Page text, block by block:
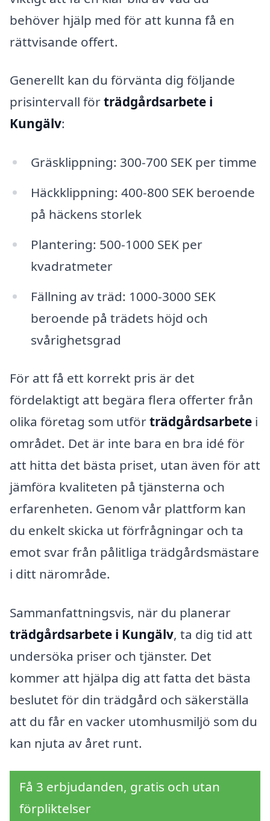
behöver hjälp med för att kunna få en
rättvisande offert.
Generellt kan du förvänta dig följande
prisintervall förträdgårdsarbete i
Kungälv:
Gräsklippning: 300-700 SEK per timme
Häckklippning: 400-800 SEK beroende
på häckens storlek
Plantering: 500-1000 SEK per
kvadratmeter
Fällning av träd: 1000-3000 SEK
beroende på trädets höjd och
svårighetsgrad
För att få ett korrekt pris är det
fördelaktigt att begära flera offerter från
olika företag som utförträdgårdsarbete i
området. Det är inte bara en bra idé för
att hitta det bästa priset, utan även för att
jämföra kvaliteten på tjänsterna och
erfarenheten. Genom vår plattform kan
du enkelt skicka ut förfrågningar och ta
emot svar från pålitliga trädgårdsmästare
i ditt närområde.
Sammanfattningsvis, när du planerar
trädgårdsarbete i Kungälv, ta dig tid att
undersöka priser och tjänster. Det
kommer att hjälpa dig att fatta det bästa
beslutet för din trädgård och säkerställa
att du får en vacker utomhusmiljö som du
kan njuta av året runt.
Få 3 erbjudanden, gratis och utan
förpliktelser